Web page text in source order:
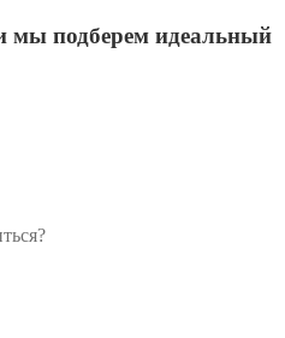
мы подберем идеальный